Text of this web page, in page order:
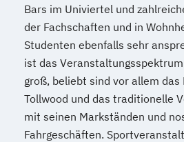
Bars im Univiertel und
der Fachschaften und in
Studenten ebenfalls sehr
ist das
groß, beliebt sind vor allem
Tollwood und das traditionelle
mit seinen Markständen und
Fahrgeschäften.